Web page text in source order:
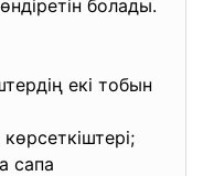
болады.
екі тобын
сапа